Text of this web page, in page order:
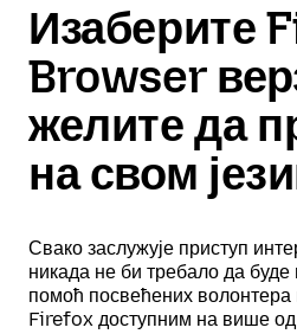
Изаберите
Browser
желите да
на свом
Свако заслужује приступ
никада не би требало да буде
помоћ посвећених
Firefox доступним на више од